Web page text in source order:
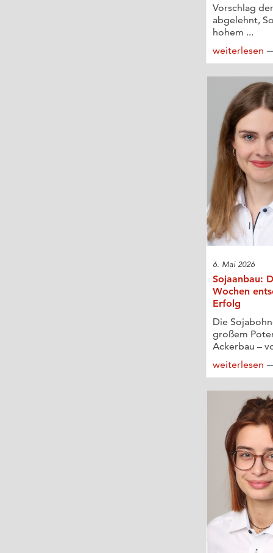
Vorschlag
abgelehnt,
hohem ...
weiterlesen
6. Mai 2026
Sojaanbau:
Wochen
Erfolg
Die
großem
Ackerbau –
weiterlesen